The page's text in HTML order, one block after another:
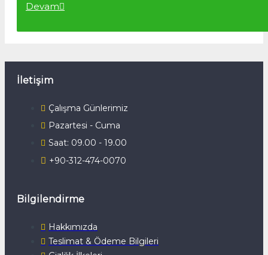
Devam
İletişim
Çalışma Günlerimiz
Pazartesi - Cuma
Saat: 09.00 - 19.00
+90-312-474-0070
Bilgilendirme
Hakkımızda
Teslimat & Ödeme Bilgileri